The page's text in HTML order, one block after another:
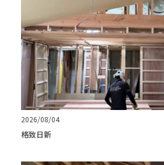
2026/08/04
格致日新